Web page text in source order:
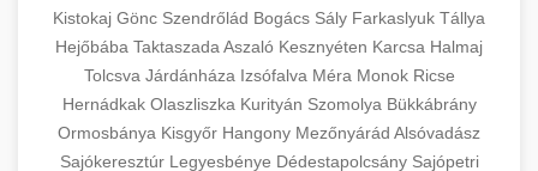
Kistokaj Gönc Szendrőlád Bogács Sály Farkaslyuk Tállya
Hejőbába Taktaszada Aszaló Kesznyéten Karcsa Halmaj
Tolcsva Járdánháza Izsófalva Méra Monok Ricse
Hernádkak Olaszliszka Kurityán Szomolya Bükkábrány
Ormosbánya Kisgyőr Hangony Mezőnyárád Alsóvadász
Sajókeresztúr Legyesbénye Dédestapolcsány Sajópetri